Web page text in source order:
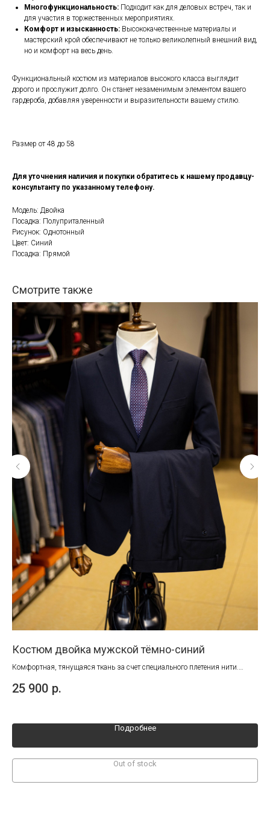
Многофункциональность: Подходит как для деловых встреч, так и
для участия в торжественных мероприятиях.
Комфорт и изысканность: Высококачественные материалы и
мастерский крой обеспечивают не только великолепный внешний вид,
но и комфорт на весь день.
Функциональный костюм из материалов высокого класса выглядит
дорого и прослужит долго. Он станет незаменимым элементом вашего
гардероба, добавляя уверенности и выразительности вашему стилю.
Размер от 48 до 58
Для уточнения наличия и покупки обратитесь к нашему продавцу-
консультанту по указанному телефону.
Модель: Двойка
Посадка: Полуприталенный
Рисунок: Однотонный
Цвет: Синий
Посадка: Прямой
Смотрите также
Костюм двойка мужской тёмно-синий
Комфортная, тянущаяся ткань за счет специального плетения нити.
25 900 р.
Подробнее
Out of stock